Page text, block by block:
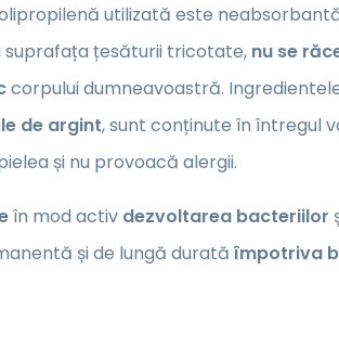
utilizată este
suprafața țesăturii tricotate, nu se
corpului dumneavoastră.
de argint, sunt conținute în întregul
și nu provoacă alergii.
în mod activ dezvoltarea bacteriilor
și de lungă durată împotriva